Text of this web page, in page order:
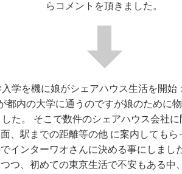
らコメントを頂きました。
入学を機に娘がシェアハウス生活を開始
都内の大学に通うのですが娘のために
た。 そこで数件のシェアハウス会社
、駅までの距離等の他 に案内しても
インターワオさんに決める事にしまし
つ、初めての東京生活で不安もある中